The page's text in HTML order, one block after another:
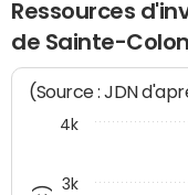
Ressources
de Sainte-
(Source : JDN
3k
4k